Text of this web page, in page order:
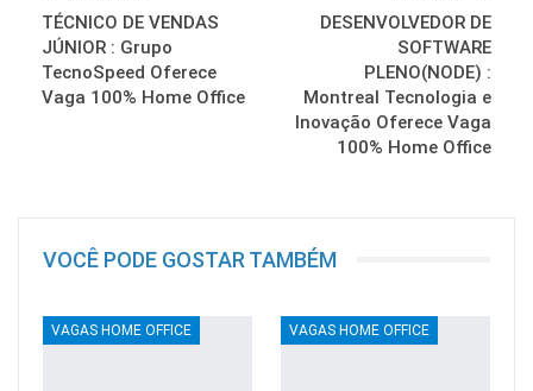
TÉCNICO DE VENDAS
JÚNIOR : Grupo
TecnoSpeed Oferece
Vaga 100% Home Office
DESENVOLVEDOR DE
SOFTWARE
PLENO(NODE) :
Montreal Tecnologia e
Inovação Oferece Vaga
100% Home Office
VOCÊ PODE GOSTAR TAMBÉM
VAGAS HOME OFFICE VAGAS HOME OFFICE